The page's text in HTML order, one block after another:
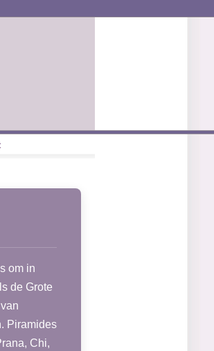
om in
de Grote
Piramides
Chi,